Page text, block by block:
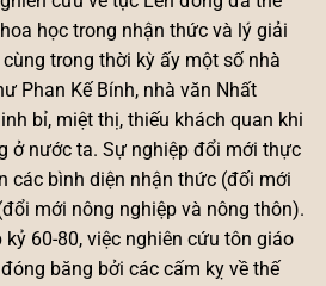
học trong nhận thức và lý giải
trong thời kỳ ấy một số nhà
Phan Kế Bính, nhà văn Nhất
bỉ, miệt thị, thiếu khách quan khi
ở nước ta. Sự nghiệp đổi mới thực
các bình diện nhận thức (đối mới
mới nông nghiệp và nông thôn).
60-80, việc nghiên cứu tôn giáo
băng bởi các cấm kỵ về thế